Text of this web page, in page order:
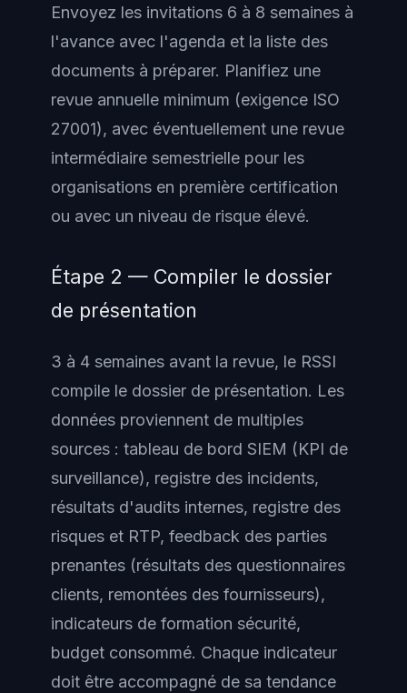
Envoyez les invitations 6 à 8 semaines à
l'avance avec l'agenda et la liste des
documents à préparer. Planifiez une
revue annuelle minimum (exigence ISO
27001), avec éventuellement une revue
intermédiaire semestrielle pour les
organisations en première certification
ou avec un niveau de risque élevé.
Étape 2 — Compiler le dossier
de présentation
3 à 4 semaines avant la revue, le RSSI
compile le dossier de présentation. Les
données proviennent de multiples
sources : tableau de bord SIEM (KPI de
surveillance), registre des incidents,
résultats d'audits internes, registre des
risques et RTP, feedback des parties
prenantes (résultats des questionnaires
clients, remontées des fournisseurs),
indicateurs de formation sécurité,
budget consommé. Chaque indicateur
doit être accompagné de sa tendance